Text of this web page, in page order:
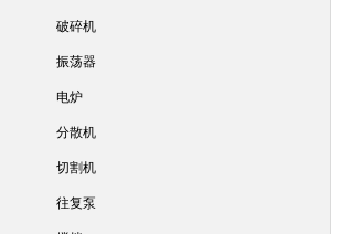
破碎机
振荡器
电炉
分散机
切割机
往复泵